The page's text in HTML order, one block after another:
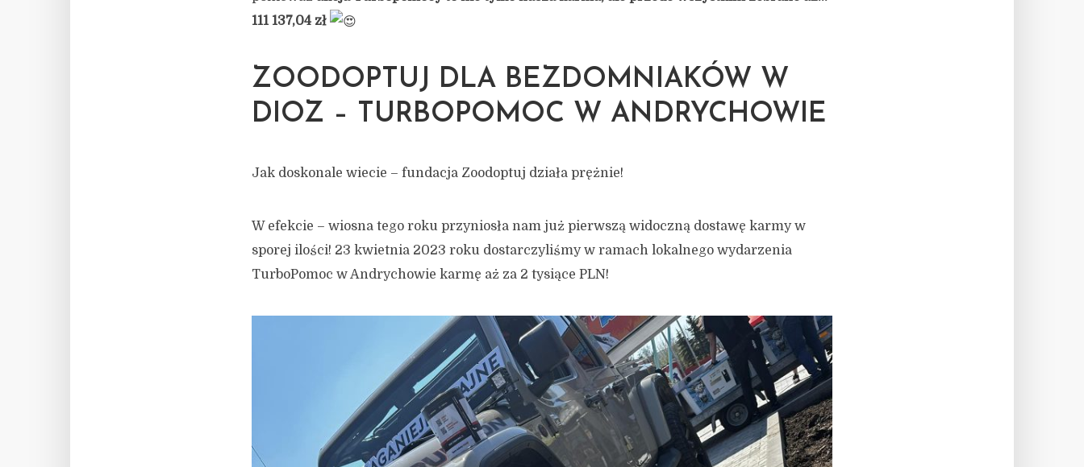
111 137,04 zł
ZOODOPTUJ DLA BEZDOMNIAKÓW W
DIOZ – TURBOPOMOC W ANDRYCHOWIE
Jak doskonale wiecie – fundacja Zoodoptuj działa prężnie!
W efekcie – wiosna tego roku przyniosła nam już pierwszą widoczną dostawę karmy w
sporej ilości! 23 kwietnia 2023 roku dostarczyliśmy w ramach lokalnego wydarzenia
TurboPomoc w Andrychowie karmę aż za 2 tysiące PLN!